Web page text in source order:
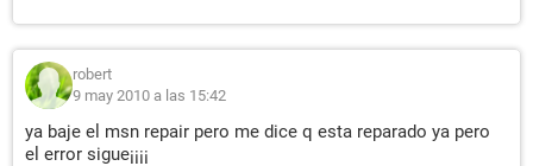
robert
9 may 2010 a las 15:42
ya baje el msn repair pero me dice q esta reparado ya pero
el error sigue¡¡¡¡